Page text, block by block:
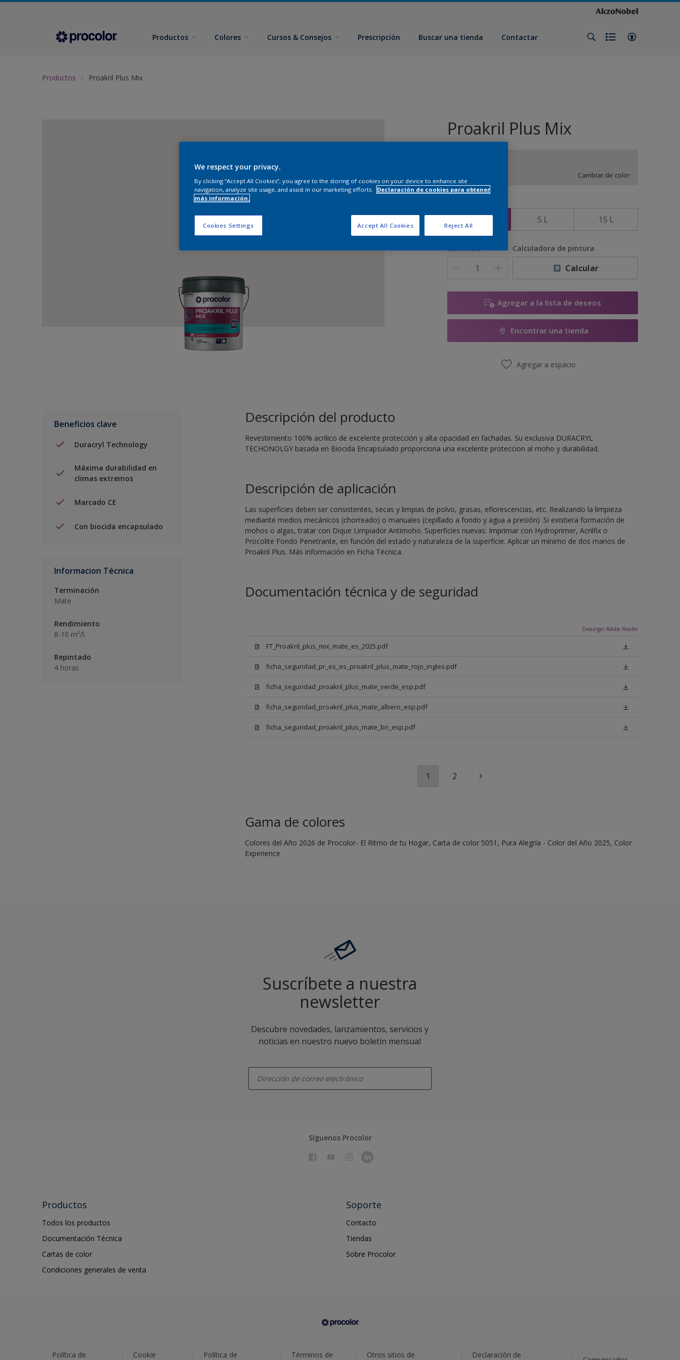
Productos Colores Cursos & Consejos Prescripción Buscar una tienda Contactar
Productos Proakril Plus Mix
Proakril Plus Mix
Cambiar de color
5 L 15 L
Cantidad Calculadora de pintura
Calcular
Agregar a la lista de deseos
Encontrar una tienda
Agregar a espacio
Beneficios clave
Duracryl Technology
Máxima durabilidad en
climas extremos
Marcado CE
Con biocida encapsulado
Informacion Técnica
Terminación
Mate
Rendimiento
8-10 m²/l.
Repintado
4 horas
Descripción del producto
Revestimiento 100% acrilico de excelente protección y alta opacidad en fachadas. Su exclusiva DURACRYL
TECHONOLGY basada en Biocida Encapsulado proporciona una excelente proteccion al moho y durabilidad.
Descripción de aplicación
Las superficies deben ser consistentes, secas y limpias de polvo, grasas, eflorescencias, etc. Realizando la limpieza
mediante medios mecánicos (chorreado) o manuales (cepillado a fondo y agua a presión) .Si existiera formación de
mohos o algas, tratar con Dique Limpiador Antimoho. Superficies nuevas: Imprimar con Hydroprimer, Acrilfix o
Procolite Fondo Penetrante, en función del estado y naturaleza de la superficie. Aplicar un mínimo de dos manos de
Proakril Plus. Más información en Ficha Técnica.
Documentación técnica y de seguridad
Descargar Adobe Reader
FT_Proakril_plus_mix_mate_es_2025.pdf
ficha_seguridad_pr_es_es_proakril_plus_mate_rojo_ingles.pdf
ficha_seguridad_proakril_plus_mate_verde_esp.pdf
ficha_seguridad_proakril_plus_mate_albero_esp.pdf
ficha_seguridad_proakril_plus_mate_bn_esp.pdf
1 2
Gama de colores
Colores del Año 2026 de Procolor- El Ritmo de tu Hogar, Carta de color 5051, Pura Alegría - Color del Año 2025, Color
Experience
Suscríbete a nuestra
newsletter
Descubre novedades, lanzamientos, servicios y
noticias en nuestro nuevo boletín mensual
Síguenos Procolor
Productos
Todos los productos
Documentación Técnica
Cartas de color
Condiciones generales de venta
Soporte
Contacto
Tiendas
Sobre Procolor
Política de Cookie Política de Términos de Otros sitios de Declaración de
We respect your privacy.
By clicking “Accept All Cookies”, you agree to the storing of cookies on your device to enhance site
navigation, analyze site usage, and assist in our marketing efforts.
Declaración de cookies para obtener
más información.
Cookies Settings Reject All
Accept All Cookies